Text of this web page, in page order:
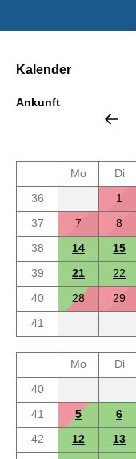
Kalender
Ankunft
Mo
Di
36
1
37
7 8
38
14 15
39
21 22
40
28 29
41
Mo
Di
40
41
5 6
42
12 13